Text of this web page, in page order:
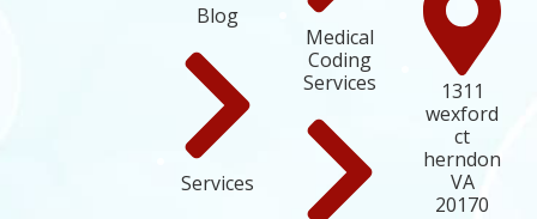
Blog
Services
Medical
Coding
Services
1311
wexford
ct
herndon
VA
20170